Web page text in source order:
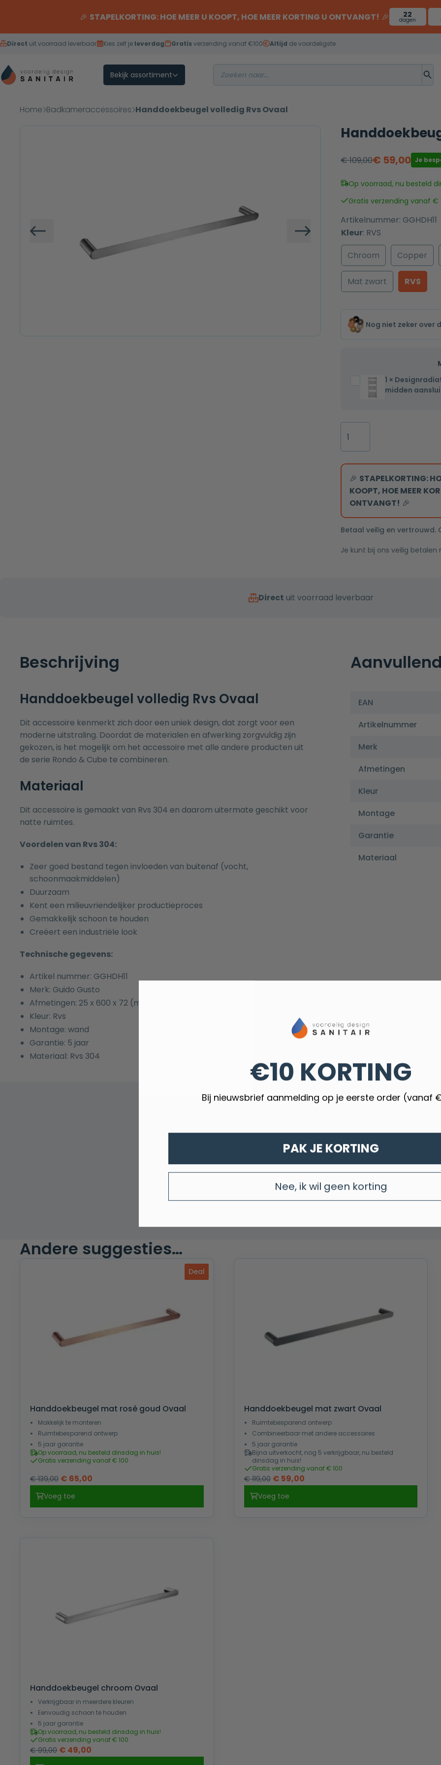
🎉 STAPELKORTING: HOE MEER U KOOPT, HOE MEER KORTING U ONTVANGT! 🎉 22
dagen
Direct uit voorraad leverbaar Kies zelf je leverdag Gratisverzending vanaf €100 Altijd de voordeligste
Bekijk assortiment
Home Badkameraccessoires Handdoekbeugel volledig Rvs Ovaal
Vorige Volgende
€109,00
Oorspronkelijke
prijs
was:
€ 109,00.
€ 59,00
Huidige
prijs
is:
€ 59,00.
Je
Op voorraad, nu besteld
Gratis verzending vanaf €
Artikelnummer: GGHDH11
Kleur: RVS
Chroom
Copper
Mat zwart RVS
Nog niet zeker over
Designradiator
Sofia
aansluiting
1 ×
midden
volledig
Rvs
Ovaal
aantal
🎉 STAPELKORTING:
KOOPT, HOE MEER
ONTVANGT! 🎉
Betaal veilig en vertrouwd.
Je kunt bij ons veilig betalen
Direct uit voorraad leverbaar
Beschrijving
Handdoekbeugel volledig Rvs Ovaal
Dit accessoire kenmerkt zich door een uniek design, dat zorgt voor een
moderne uitstraling. Doordat de materialen en afwerking zorgvuldig zijn
gekozen, is het mogelijk om het accessoire met alle andere producten uit
de serie Rondo & Cube te combineren.
Materiaal
Dit accessoire is gemaakt van Rvs 304 en daarom uitermate geschikt voor
natte ruimtes.
Voordelen van Rvs 304:
Zeer goed bestand tegen invloeden van buitenaf (vocht,
schoonmaakmiddelen)
Duurzaam
Kent een milieuvriendelijker productieproces
Gemakkelijk schoon te houden
Creëert een industriële look
Technische gegevens:
Artikel nummer: GGHDH11
Merk: Guido Gusto
Afmetingen: 25 x 600 x 72 (mm)
Kleur: Rvs
Montage: wand
Garantie: 5 jaar
Materiaal: Rvs 304
EAN
Artikelnummer
Merk
Afmetingen
Kleur
Montage
Garantie
Materiaal
Andere suggesties…
Handdoekbeugel mat rosé goud Ovaal
Makkelijk te monteren
Ruimtebesparend ontwerp
5 jaar garantie
Op voorraad, nu besteld dinsdag in huis!
Gratis verzending vanaf € 100
€139,00 Oorspronkelijke
was:
€ 139,00.
€ 65,00
€ 65,00.
Voeg toe
Deal
Handdoekbeugel mat zwart Ovaal
Ruimtebesparend ontwerp
Combineerbaar met andere accessoires
5 jaar garantie
Bijna uitverkocht, nog 5 verkrijgbaar, nu besteld
dinsdag in huis!
Gratis verzending vanaf € 100
€119,00 Oorspronkelijke
was:
€ 119,00.
€ 59,00Huidige
€ 59,00.
Voeg toe
Handdoekbeugel chroom Ovaal
Verkrijgbaar in meerdere kleuren
Eenvoudig schoon te houden
5 jaar garantie
Op voorraad, nu besteld dinsdag in huis!
Gratis verzending vanaf € 100
€99,00 Oorspronkelijke
€ 49,00
€10 KORTING
Bij nieuwsbrief aanmelding op je eerste order (vanaf
PAK JE KORTING
Nee, ik wil geen korting